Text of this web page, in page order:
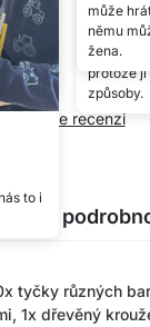
a
Je to
protože ji
způsoby.
to i
může
němu
žena.
Napište recenzi
tyčky různých
1x dřevěný